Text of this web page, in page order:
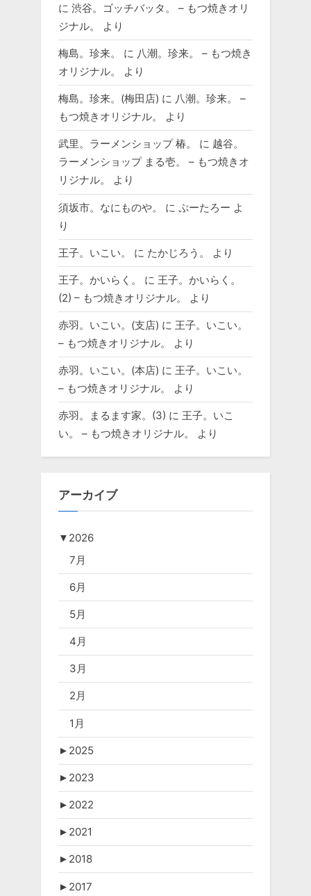
に 渋谷。ゴッチバッタ。 – もつ焼きオリ
ジナル。
より
梅島。珍来。 に 八潮。珍来。 – もつ焼き
オリジナル。
より
梅島。珍来。(梅田店) に 八潮。珍来。 –
もつ焼きオリジナル。
より
武里。ラーメンショップ 椿。 に 越谷。
ラーメンショップ まる壱。 – もつ焼きオ
リジナル。
より
須坂市。なにものや。 に ぷーたろー よ
り
王子。いこい。 に たかじろう。 より
王子。かいらく。 に 王子。かいらく。
(2) – もつ焼きオリジナル。
より
赤羽。いこい。(支店) に 王子。いこい。
– もつ焼きオリジナル。
より
赤羽。いこい。(本店) に 王子。いこい。
– もつ焼きオリジナル。
より
赤羽。まるます家。(3) に 王子。いこ
い。 – もつ焼きオリジナル。
より
アーカイブ
▼ 2026
7月
6月
5月
4月
3月
2月
1月
► 2025
► 2023
► 2022
► 2021
► 2018
► 2017